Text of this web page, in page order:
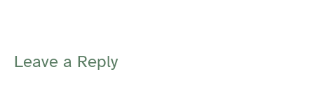
Leave a Reply